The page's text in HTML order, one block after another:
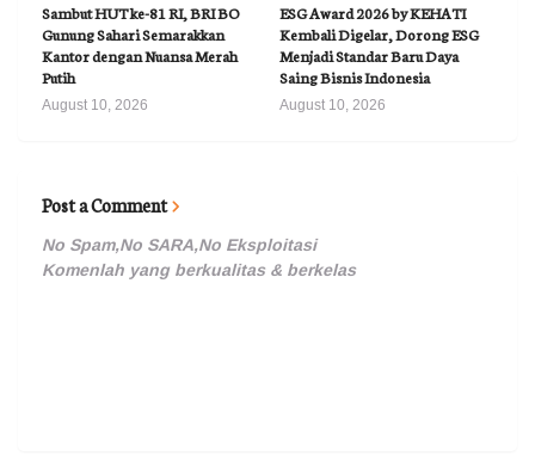
Sambut HUT ke-81 RI, BRI BO
Gunung Sahari Semarakkan
Kantor dengan Nuansa Merah
Putih
August 10, 2026
ESG Award 2026 by KEHATI
Kembali Digelar, Dorong ESG
Menjadi Standar Baru Daya
Saing Bisnis Indonesia
August 10, 2026
Post a Comment
No Spam,No SARA,No Eksploitasi
Komenlah yang berkualitas & berkelas